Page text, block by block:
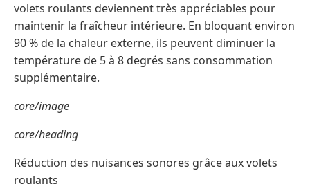
volets roulants deviennent très appréciables pour
maintenir la fraîcheur intérieure. En bloquant environ
90 % de la chaleur externe, ils peuvent diminuer la
température de 5 à 8 degrés sans consommation
supplémentaire.
core/image
core/heading
Réduction des nuisances sonores grâce aux volets
roulants